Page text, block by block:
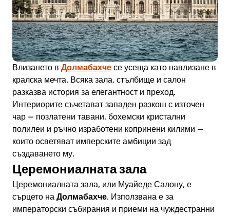
Влизането в Долмабахче се усеща като навлизане в
кралска мечта. Всяка зала, стълбище и салон
разказва история за елегантност и преход.
Интериорите съчетават западен разкош с източен
чар — позлатени тавани, бохемски кристални
полилеи и ръчно изработени копринени килими —
които осветяват имперските амбиции зад
създаването му.
Церемониалната зала
Церемониалната зала, или Муайеде Салону, е
сърцето на Долмабахче. Използвана е за
императорски събирания и приеми на чуждестранни